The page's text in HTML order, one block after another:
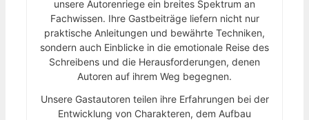
unsere Autorenriege ein breites Spektrum an
Fachwissen. Ihre Gastbeiträge liefern nicht nur
praktische Anleitungen und bewährte Techniken,
sondern auch Einblicke in die emotionale Reise des
Schreibens und die Herausforderungen, denen
Autoren auf ihrem Weg begegnen.
Unsere Gastautoren teilen ihre Erfahrungen bei der
Entwicklung von Charakteren, dem Aufbau